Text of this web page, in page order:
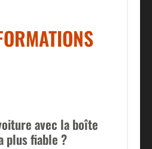
avec la boîte
plus fiable ?